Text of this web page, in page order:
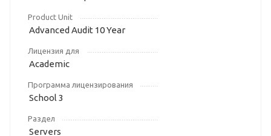
Product Unit
Advanced Audit 10 Year
Лицензия для
Academic
Программа лицензирования
School 3
Раздел
Servers